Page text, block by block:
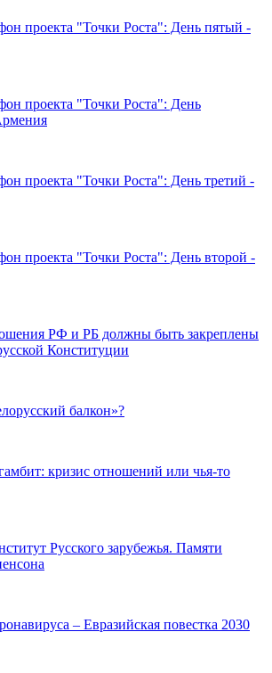
проекта "Точки Роста": День пятый -
проекта "Точки Роста": День
проекта "Точки Роста": День третий -
проекта "Точки Роста": День второй -
РФ и РБ должны быть закреплены
Конституции
балкон»?
кризис отношений или чья-то
Русского зарубежья. Памяти
– Евразийская повестка 2030